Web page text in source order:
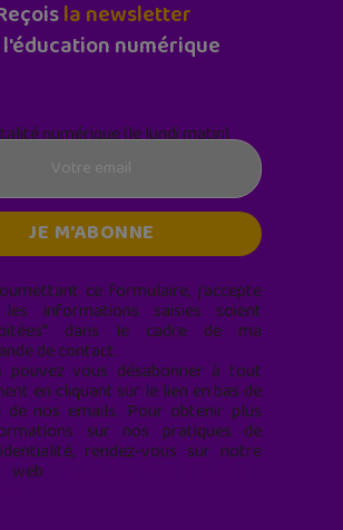
la newsletter
numérique
numérique (le lundi matin)
ce formulaire, j’accepte
informations saisies soient
dans le cadre de ma
de contact.
pouvez vous désabonner à tout
en cliquant sur le lien en bas de
de nos emails. Pour obtenir plus
sur nos pratiques de
rendez-vous sur notre
web